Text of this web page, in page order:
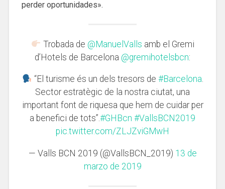
perder oportunidades».
Trobada de @ManuelValls amb el Gremi
d’Hotels de Barcelona @gremihotelsbcn:
“El turisme és un dels tresors de #Barcelona.
Sector estratègic de la nostra ciutat, una
important font de riquesa que hem de cuidar per
a benefici de tots”.#GHBcn #VallsBCN2019
pic.twitter.com/ZLJZviGMwH
— Valls BCN 2019 (@VallsBCN_2019) 13 de
marzo de 2019